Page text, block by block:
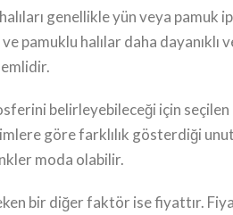
genellikle yün veya
pamuklu halılar daha
belirleyebileceği için
göre farklılık gösterdiği
moda olabilir.
bir diğer faktör ise fiyattır.